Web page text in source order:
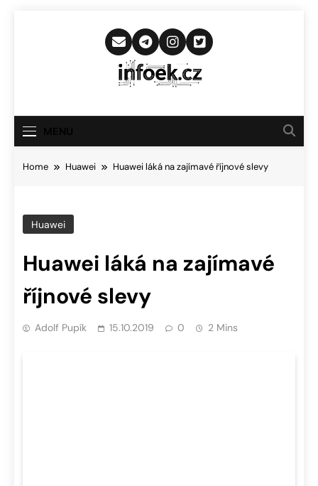
Infoek.cz
Novinkám
Home Huawei Huawei láká na zajímavé říjnové slevy
Huawei
Huawei láká na zajímavé
říjnové slevy
Adolf Pupík 15.10.2019 0 2 Mins